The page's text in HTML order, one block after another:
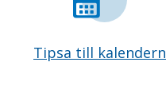
Tipsa till kalendern